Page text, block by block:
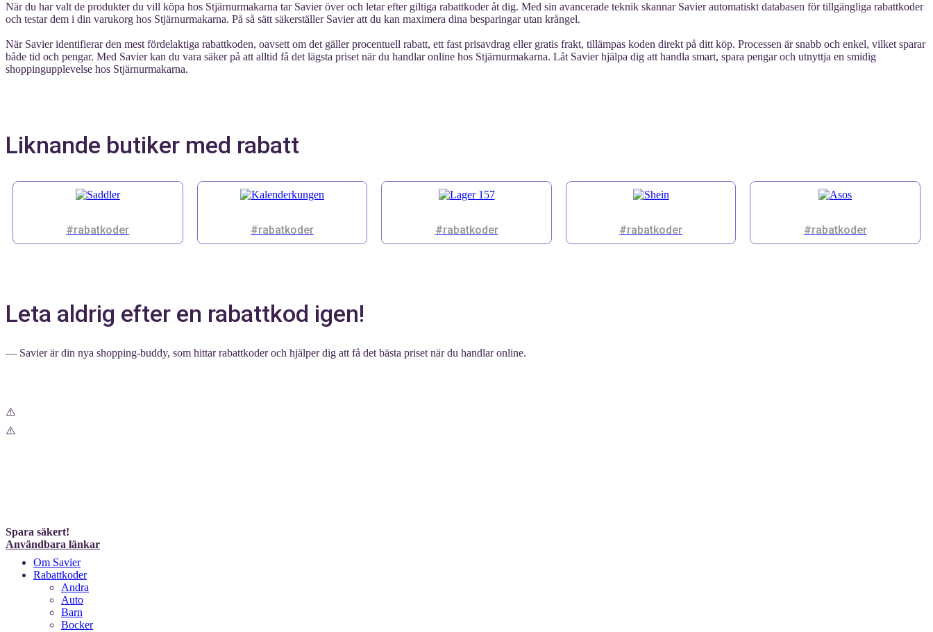
När du har valt de produkter du vill köpa hos Stjärnurmakarna tar Savier över och letar efter giltiga rabattkoder åt dig. Med sin avancerade teknik skannar Savier automatiskt databasen för tillgängliga rabattkoder
och testar dem i din varukorg hos Stjärnurmakarna. På så sätt säkerställer Savier att du kan maximera dina besparingar utan krångel.
När Savier identifierar den mest fördelaktiga rabattkoden, oavsett om det gäller procentuell rabatt, ett fast prisavdrag eller gratis frakt, tillämpas koden direkt på ditt köp. Processen är snabb och enkel, vilket sparar
både tid och pengar. Med Savier kan du vara säker på att alltid få det lägsta priset när du handlar online hos Stjärnurmakarna. Låt Savier hjälpa dig att handla smart, spara pengar och utnyttja en smidig
shoppingupplevelse hos Stjärnurmakarna.
Liknande butiker med rabatt
#rabatkoder #rabatkoder #rabatkoder #rabatkoder #rabatkoder
Leta aldrig efter en rabattkod igen!
— Savier är din nya shopping-buddy, som hittar rabattkoder och hjälper dig att få det bästa priset när du handlar online.
Spara säkert!
Användbara länkar
Om Savier
Rabattkoder
Andra
Auto
Barn
Bocker